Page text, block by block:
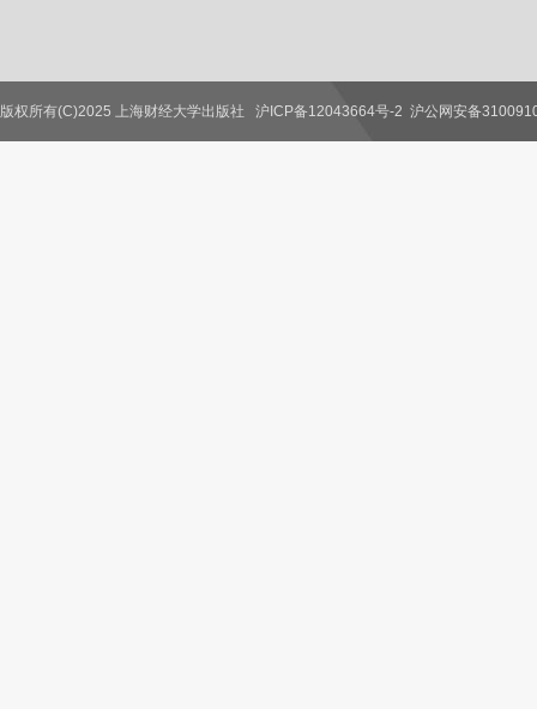
联系我们
版权所有(C)2025 上海财经大学出版社 沪ICP备12043664号-2 沪公网安备